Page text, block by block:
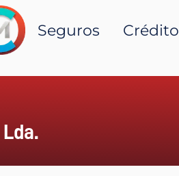
Seguros Crédito